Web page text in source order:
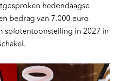
hedendaagse
bedrag van 7.000 euro
solotentoonstelling in 2027 in